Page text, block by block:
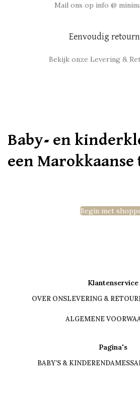
Mail ons op info @
Eenvoudig
Bekijk onze Levering &
Baby- en
een Marokkaanse
Begin met
Klantenservice
OVER ONSLEVERING & RETOUR
ALGEMENE
Pagina's
BABY’S & KINDERENDAMES